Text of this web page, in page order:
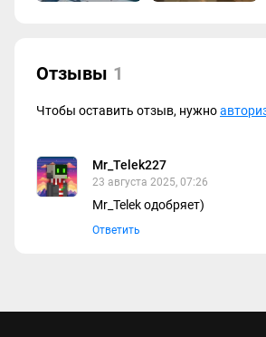
Отзывы 1
Чтобы оставить отзыв, нужно
Mr_Telek227
23 августа 2025, 07:26
Mr_Telek одобряет)
Ответить